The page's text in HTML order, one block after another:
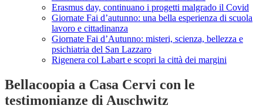
Erasmus day, continuano i progetti malgrado il Covid
Giornate Fai d’autunno: una bella esperienza di scuola
lavoro e cittadinanza
Giornate Fai d’Autunno: misteri, scienza, bellezza e
psichiatria del San Lazzaro
Rigenera col Labart e scopri la città dei margini
Bellacoopia a Casa Cervi con le
testimonianze di Auschwitz